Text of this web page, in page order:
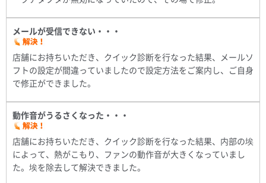
メールが受信できない・・・
店舗にお持ちいただき、クイック診断を行なった結果、メールソ
フトの設定が間違っていましたので設定方法をご案内し、ご自身
で修正ができました。
動作音がうるさくなった・・・
店舗にお持ちいただき、クイック診断を行なった結果、内部の埃
によって、熱がこもり、ファンの動作音が大きくなっていまし
た。埃を除去して解決できました。